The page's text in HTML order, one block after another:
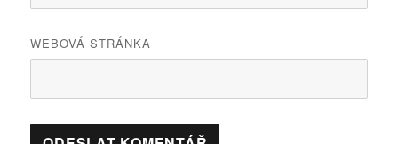
WEBOVÁ STRÁNKA